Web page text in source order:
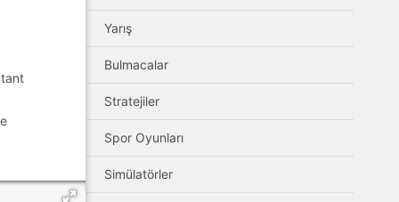
Yarış
Bulmacalar
Stratejiler
Spor Oyunları
Simülatörler